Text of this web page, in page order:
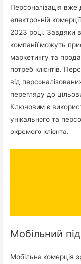
Персоналізація
електронній
2023 році. Завдяки
компанії можуть
маркетингу та
потреб клієнтів.
від
перегляду до
Ключовим є
унікального та
окремого клієнта.
Мобільний
Мобільна комерція